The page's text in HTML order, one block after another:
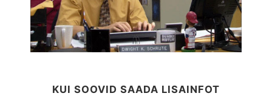
KUI SOOVID SAADA LISAINFOT